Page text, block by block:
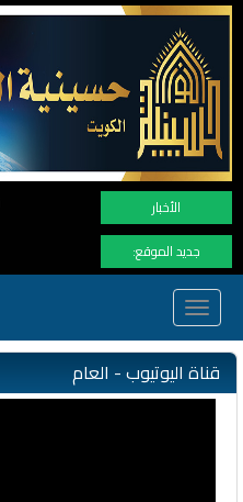
الأخبار نهنأ المتابعين لموفع النور بوصول
جديد الموقع:
Toggle
navigation
قناة اليوتيوب - العام